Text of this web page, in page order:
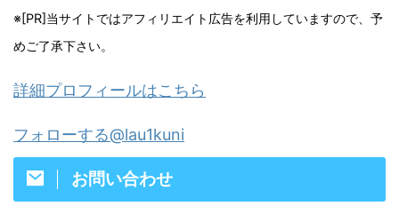
※[PR]当サイトではアフィリエイト広告を利用していますので、予
めご了承下さい。
詳細プロフィールはこちら
フォローする@lau1kuni
お問い合わせ